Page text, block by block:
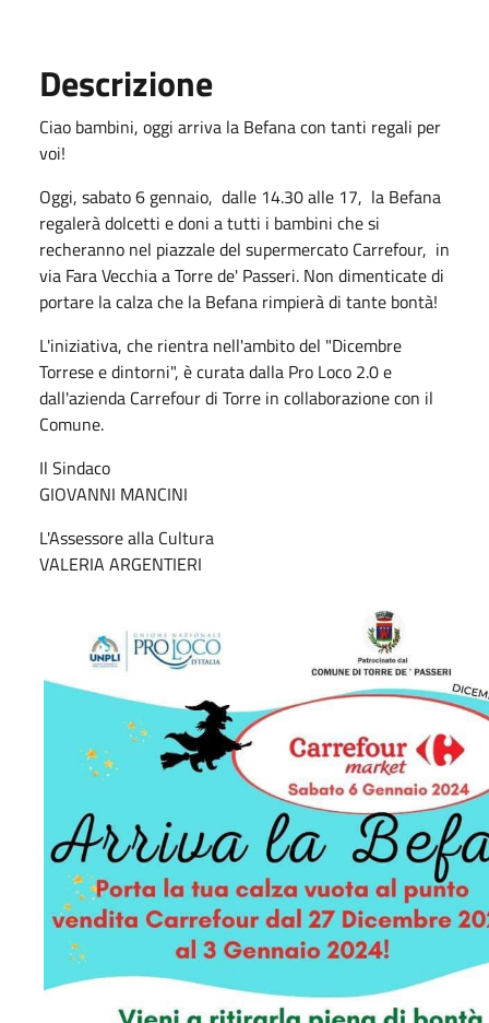
Descrizione
Ciao bambini, oggi arriva la Befana con tanti regali per
voi!
Oggi, sabato 6 gennaio, dalle 14.30 alle 17, la Befana
regalerà dolcetti e doni a tutti i bambini che si
recheranno nel piazzale del supermercato Carrefour, in
via Fara Vecchia a Torre de' Passeri. Non dimenticate di
portare la calza che la Befana rimpierà di tante bontà!
L'iniziativa, che rientra nell'ambito del "Dicembre
Torrese e dintorni", è curata dalla Pro Loco 2.0 e
dall'azienda Carrefour di Torre in collaborazione con il
Comune.
Il Sindaco
GIOVANNI MANCINI
L'Assessore alla Cultura
VALERIA ARGENTIERI